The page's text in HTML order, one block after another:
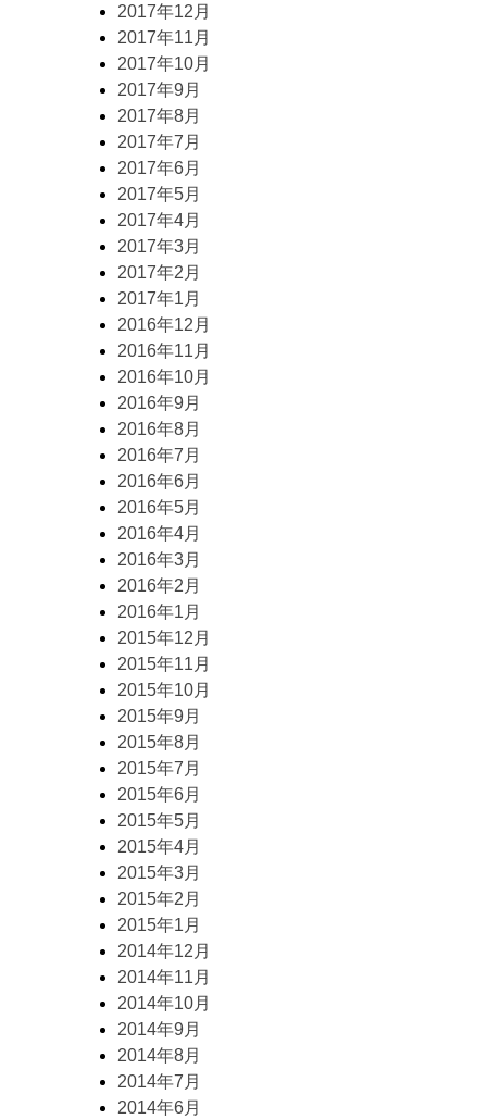
2017年12月
2017年11月
2017年10月
2017年9月
2017年8月
2017年7月
2017年6月
2017年5月
2017年4月
2017年3月
2017年2月
2017年1月
2016年12月
2016年11月
2016年10月
2016年9月
2016年8月
2016年7月
2016年6月
2016年5月
2016年4月
2016年3月
2016年2月
2016年1月
2015年12月
2015年11月
2015年10月
2015年9月
2015年8月
2015年7月
2015年6月
2015年5月
2015年4月
2015年3月
2015年2月
2015年1月
2014年12月
2014年11月
2014年10月
2014年9月
2014年8月
2014年7月
2014年6月